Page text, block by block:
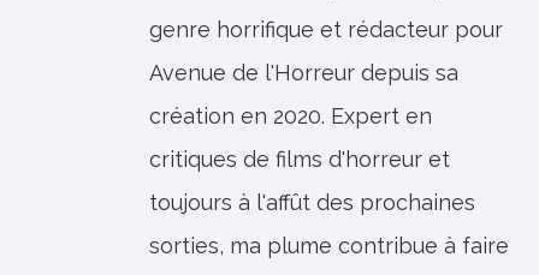
genre horrifique et rédacteur pour
Avenue de l'Horreur depuis sa
création en 2020. Expert en
critiques de films d'horreur et
toujours à l'affût des prochaines
sorties, ma plume contribue à faire